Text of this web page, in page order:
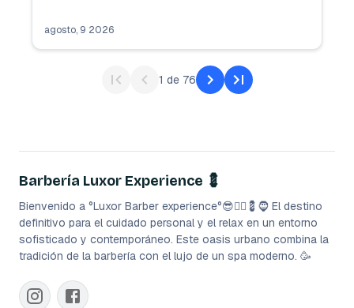
agosto, 9 2026
1 de 76
Barbería Luxor Experience 💈
Bienvenido a °Luxor Barber experience°😎💇‍♂️💈🧔 El destino
definitivo para el cuidado personal y el relax en un entorno
sofisticado y contemporáneo. Este oasis urbano combina la
tradición de la barbería con el lujo de un spa moderno. 🥳